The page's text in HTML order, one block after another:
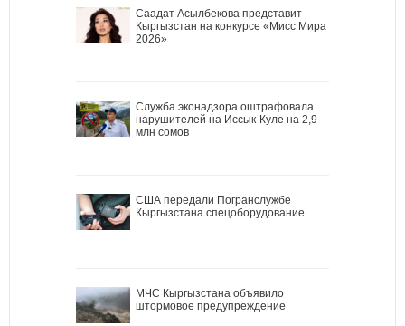
Саадат Асылбекова представит
Кыргызстан на конкурсе «Мисс Мира
2026»
Служба эконадзора оштрафовала
нарушителей на Иссык-Куле на 2,9
млн сомов
США передали Погранслужбе
Кыргызстана спецоборудование
МЧС Кыргызстана объявило
штормовое предупреждение